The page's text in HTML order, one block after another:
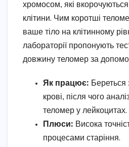
хромосом, які
клітини. Чим коротші
ваше тіло на клітинному
лабораторії пропонують
довжину теломер за
Як працює: Береться
крові, після чого
теломер у лейкоцитах.
Плюси: Висока
процесами старіння.